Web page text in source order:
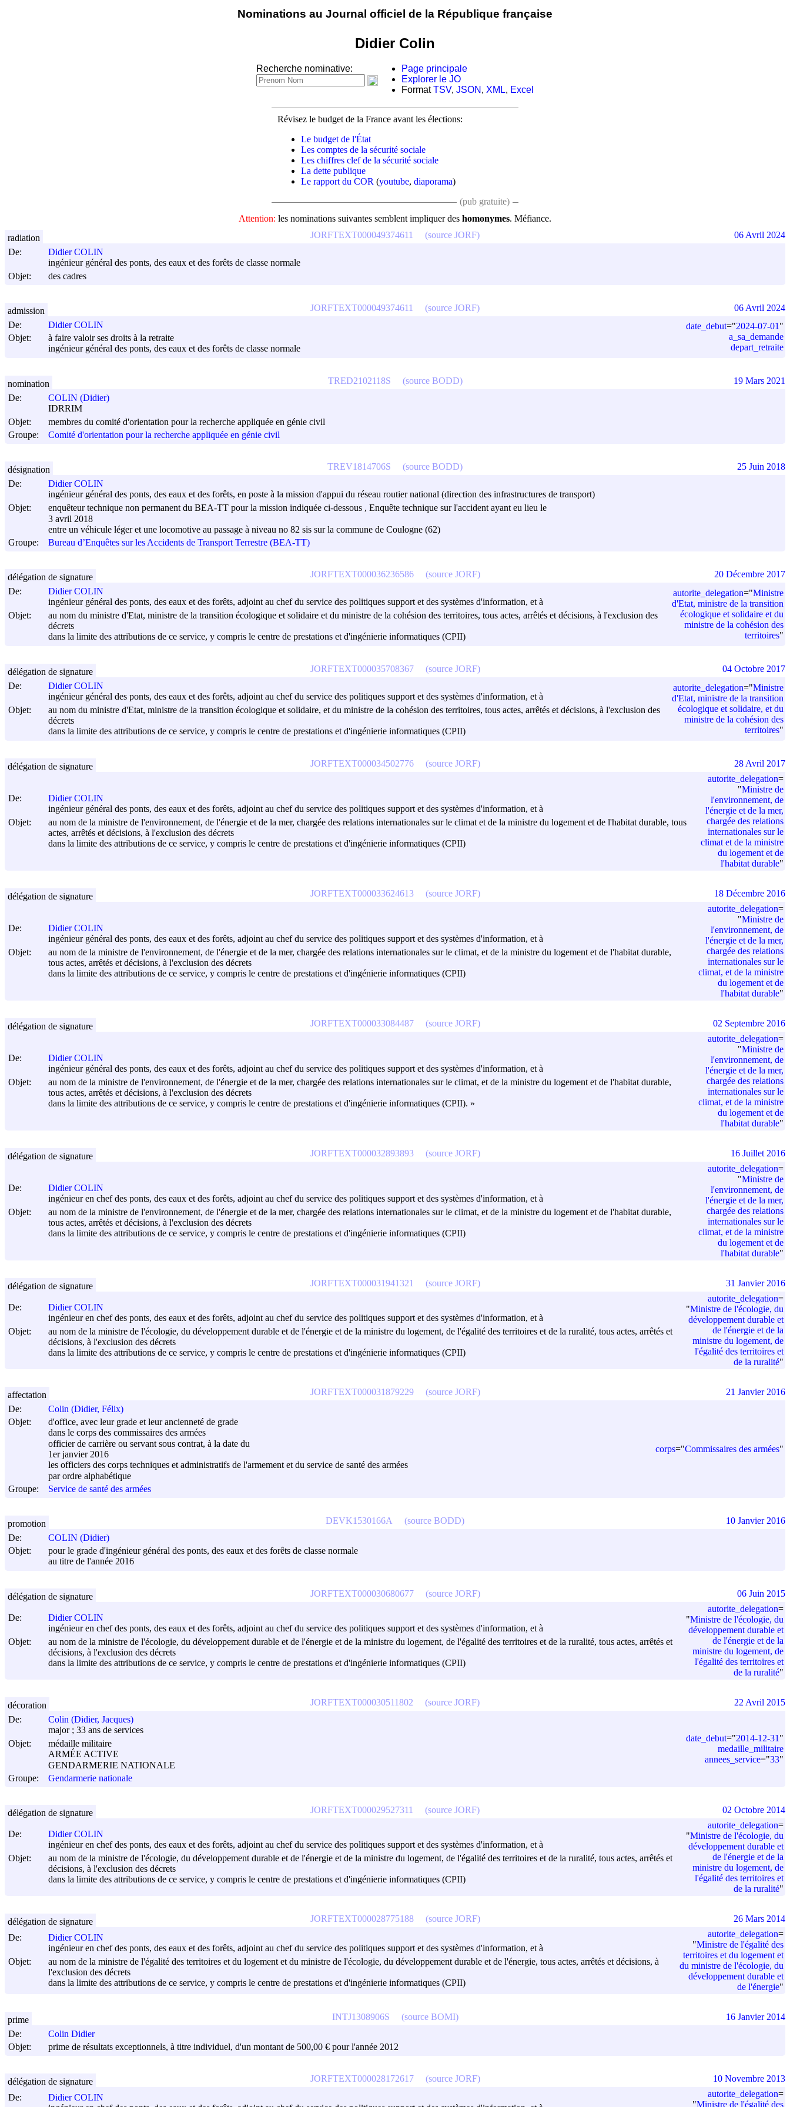
Nominations au Journal officiel de la République française
Didier Colin
Recherche nominative:
Page principale
Explorer le JO
FormatTSV, JSON , XML, Excel
Révisez le budget de la France avant les élections:
Le budget de l'État
Les comptes de la sécurité sociale
Les chiffres clef de la sécurité sociale
La dette publique
Le rapport du COR (youtube, diaporama)
(pub gratuite)
Attention: les nominations suivantes semblent impliquer des homonymes. Méfiance.
De:
Didier COLIN
ingénieur général des ponts, des eaux et des forêts de classe normale
Objet:
des cadres
JORFTEXT000049374611 (source JORF)
radiation 06 Avril 2024
De:
Didier COLIN
Objet:
à faire valoir ses droits à la retraite
ingénieur général des ponts, des eaux et des forêts de classe normale
date_debut="2024-07-01 "
a_sa_demande
depart_retraite
JORFTEXT000049374611 (source JORF)
admission 06 Avril 2024
De:
COLIN (Didier)
IDRRIM
Objet:
membres du comité d'orientation pour la recherche appliquée en génie civil
Groupe:
Comité d'orientation pour la recherche appliquée en génie civil
TRED2102118S (source BODD)
nomination 19 Mars 2021
De:
Didier COLIN
ingénieur général des ponts, des eaux et des forêts, en poste à la mission d'appui du réseau routier national (direction des infrastructures de transport)
Objet:
enquêteur technique non permanent du BEA-TT pour la mission indiquée ci-dessous , Enquête technique sur l'accident ayant eu lieu le
3 avril 2018
entre un véhicule léger et une locomotive au passage à niveau no 82 sis sur la commune de Coulogne (62)
Groupe:
Bureau d’Enquêtes sur les Accidents de Transport Terrestre (BEA-TT)
TREV1814706S (source BODD)
désignation 25 Juin 2018
De:
Didier COLIN
ingénieur général des ponts, des eaux et des forêts, adjoint au chef du service des politiques support et des systèmes d'information, et à
Objet:
au nom du ministre d'Etat, ministre de la transition écologique et solidaire et du ministre de la cohésion des territoires, tous actes, arrêtés et décisions, à l'exclusion des
décrets
dans la limite des attributions de ce service, y compris le centre de prestations et d'ingénierie informatiques (CPII)
autorite_delegation="Ministre
d'Etat, ministre de la transition
écologique et solidaire et du
ministre de la cohésion des
territoires"
JORFTEXT000036236586 (source JORF)
délégation de signature 20 Décembre 2017
De:
Didier COLIN
ingénieur général des ponts, des eaux et des forêts, adjoint au chef du service des politiques support et des systèmes d'information, et à
Objet:
au nom du ministre d'Etat, ministre de la transition écologique et solidaire, et du ministre de la cohésion des territoires, tous actes, arrêtés et décisions, à l'exclusion des
décrets
dans la limite des attributions de ce service, y compris le centre de prestations et d'ingénierie informatiques (CPII)
autorite_delegation="Ministre
d'Etat, ministre de la transition
écologique et solidaire, et du
ministre de la cohésion des
territoires"
JORFTEXT000035708367 (source JORF)
délégation de signature 04 Octobre 2017
De:
Didier COLIN
ingénieur général des ponts, des eaux et des forêts, adjoint au chef du service des politiques support et des systèmes d'information, et à
Objet:
au nom de la ministre de l'environnement, de l'énergie et de la mer, chargée des relations internationales sur le climat et de la ministre du logement et de l'habitat durable, tous
actes, arrêtés et décisions, à l'exclusion des décrets
dans la limite des attributions de ce service, y compris le centre de prestations et d'ingénierie informatiques (CPII)
autorite_delegation=
"Ministre de
l'environnement, de
l'énergie et de la mer,
chargée des relations
internationales sur le
climat et de la ministre
du logement et de
l'habitat durable"
JORFTEXT000034502776 (source JORF)
délégation de signature 28 Avril 2017
De:
Didier COLIN
ingénieur général des ponts, des eaux et des forêts, adjoint au chef du service des politiques support et des systèmes d'information, et à
Objet:
au nom de la ministre de l'environnement, de l'énergie et de la mer, chargée des relations internationales sur le climat, et de la ministre du logement et de l'habitat durable,
tous actes, arrêtés et décisions, à l'exclusion des décrets
dans la limite des attributions de ce service, y compris le centre de prestations et d'ingénierie informatiques (CPII)
autorite_delegation=
"Ministre de
l'environnement, de
l'énergie et de la mer,
chargée des relations
internationales sur le
climat, et de la ministre
du logement et de
l'habitat durable"
JORFTEXT000033624613 (source JORF)
délégation de signature 18 Décembre 2016
De:
Didier COLIN
ingénieur général des ponts, des eaux et des forêts, adjoint au chef du service des politiques support et des systèmes d'information, et à
Objet:
au nom de la ministre de l'environnement, de l'énergie et de la mer, chargée des relations internationales sur le climat, et de la ministre du logement et de l'habitat durable,
tous actes, arrêtés et décisions, à l'exclusion des décrets
dans la limite des attributions de ce service, y compris le centre de prestations et d'ingénierie informatiques (CPII). »
autorite_delegation=
"Ministre de
l'environnement, de
l'énergie et de la mer,
chargée des relations
internationales sur le
climat, et de la ministre
du logement et de
l'habitat durable"
JORFTEXT000033084487 (source JORF)
délégation de signature 02 Septembre 2016
De:
Didier COLIN
ingénieur en chef des ponts, des eaux et des forêts, adjoint au chef du service des politiques support et des systèmes d'information, et à
Objet:
au nom de la ministre de l'environnement, de l'énergie et de la mer, chargée des relations internationales sur le climat, et de la ministre du logement et de l'habitat durable,
tous actes, arrêtés et décisions, à l'exclusion des décrets
dans la limite des attributions de ce service, y compris le centre de prestations et d'ingénierie informatiques (CPII)
autorite_delegation=
"Ministre de
l'environnement, de
l'énergie et de la mer,
chargée des relations
internationales sur le
climat, et de la ministre
du logement et de
l'habitat durable"
JORFTEXT000032893893 (source JORF)
délégation de signature 16 Juillet 2016
De:
Didier COLIN
ingénieur en chef des ponts, des eaux et des forêts, adjoint au chef du service des politiques support et des systèmes d'information, et à
Objet:
au nom de la ministre de l'écologie, du développement durable et de l'énergie et de la ministre du logement, de l'égalité des territoires et de la ruralité, tous actes, arrêtés et
décisions, à l'exclusion des décrets
dans la limite des attributions de ce service, y compris le centre de prestations et d'ingénierie informatiques (CPII)
autorite_delegation=
"Ministre de l'écologie, du
développement durable et
de l'énergie et de la
ministre du logement, de
l'égalité des territoires et
de la ruralité"
JORFTEXT000031941321 (source JORF)
délégation de signature 31 Janvier 2016
De:
Colin (Didier, Félix)
Objet:
d'office, avec leur grade et leur ancienneté de grade
dans le corps des commissaires des armées
officier de carrière ou servant sous contrat, à la date du
1er janvier 2016
les officiers des corps techniques et administratifs de l'armement et du service de santé des armées
par ordre alphabétique
Groupe:
Service de santé des armées
corps="Commissaires des armées"
JORFTEXT000031879229 (source JORF)
affectation 21 Janvier 2016
De:
COLIN (Didier)
Objet:
pour le grade d'ingénieur général des ponts, des eaux et des forêts de classe normale
au titre de l'année 2016
DEVK1530166A (source BODD)
promotion 10 Janvier 2016
De:
Didier COLIN
ingénieur en chef des ponts, des eaux et des forêts, adjoint au chef du service des politiques support et des systèmes d'information, et à
Objet:
au nom de la ministre de l'écologie, du développement durable et de l'énergie et de la ministre du logement, de l'égalité des territoires et de la ruralité, tous actes, arrêtés et
décisions, à l'exclusion des décrets
dans la limite des attributions de ce service, y compris le centre de prestations et d'ingénierie informatiques (CPII)
autorite_delegation=
"Ministre de l'écologie, du
développement durable et
de l'énergie et de la
ministre du logement, de
l'égalité des territoires et
de la ruralité"
JORFTEXT000030680677 (source JORF)
délégation de signature 06 Juin 2015
De:
Colin (Didier, Jacques)
major ; 33 ans de services
Objet:
médaille militaire
ARMÉE ACTIVE
GENDARMERIE NATIONALE
Groupe:
Gendarmerie nationale
date_debut="2014-12-31 "
medaille_militaire
annees_service="33"
JORFTEXT000030511802 (source JORF)
décoration 22 Avril 2015
De:
Didier COLIN
ingénieur en chef des ponts, des eaux et des forêts, adjoint au chef du service des politiques support et des systèmes d'information, et à
Objet:
au nom de la ministre de l'écologie, du développement durable et de l'énergie et de la ministre du logement, de l'égalité des territoires et de la ruralité, tous actes, arrêtés et
décisions, à l'exclusion des décrets
dans la limite des attributions de ce service, y compris le centre de prestations et d'ingénierie informatiques (CPII)
autorite_delegation=
"Ministre de l'écologie, du
développement durable et
de l'énergie et de la
ministre du logement, de
l'égalité des territoires et
de la ruralité"
JORFTEXT000029527311 (source JORF)
délégation de signature 02 Octobre 2014
De:
Didier COLIN
ingénieur en chef des ponts, des eaux et des forêts, adjoint au chef du service des politiques support et des systèmes d'information, et à
Objet:
au nom de la ministre de l'égalité des territoires et du logement et du ministre de l'écologie, du développement durable et de l'énergie, tous actes, arrêtés et décisions, à
l'exclusion des décrets
dans la limite des attributions de ce service, y compris le centre de prestations et d'ingénierie informatiques (CPII)
autorite_delegation=
"Ministre de l'égalité des
territoires et du logement et
du ministre de l'écologie, du
développement durable et
de l'énergie"
JORFTEXT000028775188 (source JORF)
délégation de signature 26 Mars 2014
De:
Colin Didier
Objet:
prime de résultats exceptionnels, à titre individuel, d'un montant de 500,00 € pour l'année 2012
INTJ1308906S (source BOMI)
prime 16 Janvier 2014
De:
Didier COLIN
autorite_delegation=
"Ministre de l'égalité des
JORFTEXT000028172617 (source JORF)
délégation de signature 10 Novembre 2013